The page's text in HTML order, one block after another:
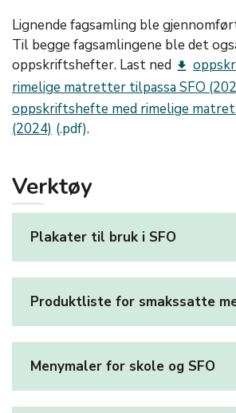
Lignende fagsamling ble
Til begge fagsamlingene ble det
oppskriftshefter. Last ned get_app
rimelige matretter tilpassa SFO
oppskriftshefte med rimelige
(2024)
.
Verktøy
Plakater til bruk i SFO
Produktliste for smakssatte
Menymaler for skole og SFO